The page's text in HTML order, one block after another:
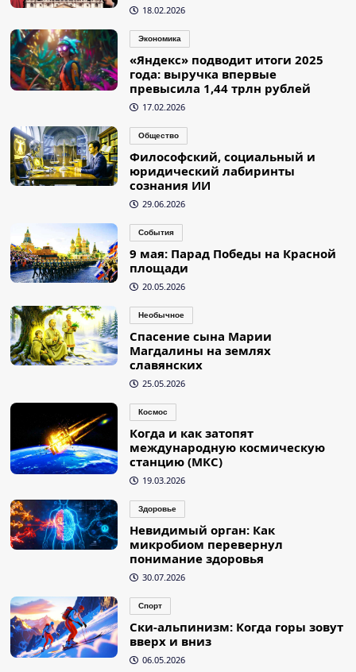
18.02.2026
Экономика
«Яндекс» подводит итоги 2025
года: выручка впервые
превысила 1,44 трлн рублей
17.02.2026
Общество
Философский, социальный и
юридический лабиринты
сознания ИИ
29.06.2026
События
9 мая: Парад Победы на Красной
площади
20.05.2026
Необычное
Спасение сына Марии
Магдалины на землях
славянских
25.05.2026
Космос
Когда и как затопят
международную космическую
станцию (МКС)
19.03.2026
Здоровье
Невидимый орган: Как
микробиом перевернул
понимание здоровья
30.07.2026
Спорт
Ски-альпинизм: Когда горы зовут
вверх и вниз
06.05.2026